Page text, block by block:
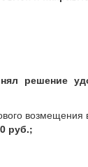
решение
возмещения
руб.;